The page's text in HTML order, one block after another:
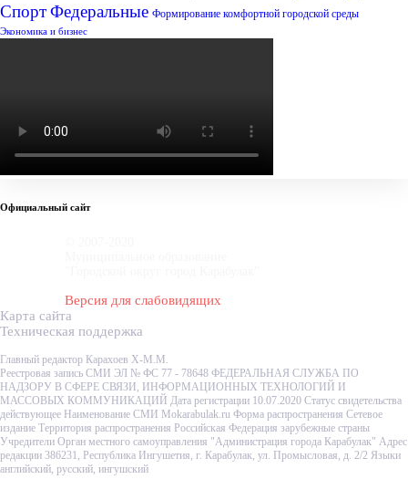
СпортФедеральные Формирование комфортной городской среды
Экономика и бизнес
Официальный сайт
Версия для слабовидящих
Карта сайта
Техническая поддержка
Главный редактор Карахоев Х-М.М.
Реестровая запись СМИ ЭЛ № ФС 77 - 78648 ФЕДЕРАЛЬНАЯ СЛУЖБА ПО
НАДЗОРУ В СФЕРЕ СВЯЗИ, ИНФОРМАЦИОННЫХ ТЕХНОЛОГИЙ И
МАССОВЫХ КОММУНИКАЦИЙ Дата регистрации 10.07.2020 Статус свидетельства
действующее Наименование СМИ Mokarabulak.ru Форма распространения Сетевое
издание Территория распространения Российская Федерация зарубежные страны
Учредители Орган местного самоуправления "Администрация города Карабулак" Адрес
редакции 386231, Республика Ингушетия, г. Карабулак, ул. Промысловая, д. 2/2 Языки
английский, русский, ингушский